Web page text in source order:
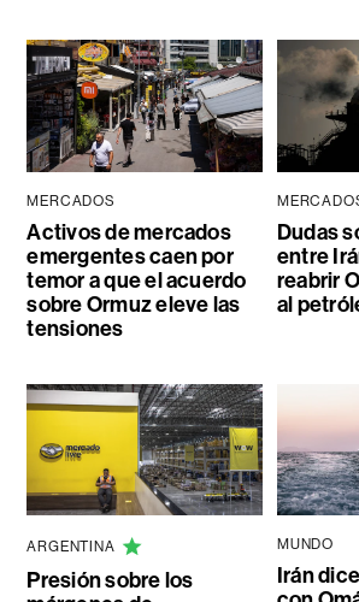
MERCADOS
Activos de mercados
emergentes caen por
temor a que el acuerdo
sobre Ormuz eleve las
tensiones
Dudas
entre
reabrir
al
ARGENTINA
Presión sobre los
MUNDO
Irán